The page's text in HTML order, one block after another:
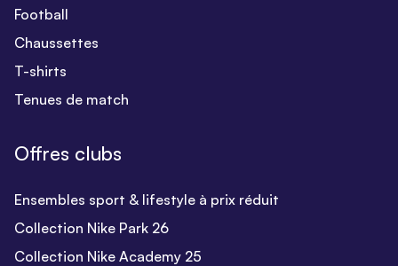
Football
Chaussettes
T-shirts
Tenues de match
Offres clubs
Ensembles sport & lifestyle à prix réduit
Collection Nike Park 26
Collection Nike Academy 25